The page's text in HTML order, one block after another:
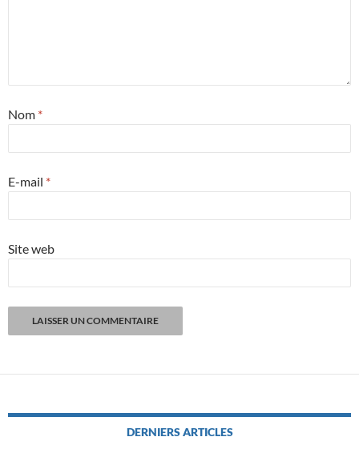
Nom *
E-mail *
Site web
DERNIERS ARTICLES